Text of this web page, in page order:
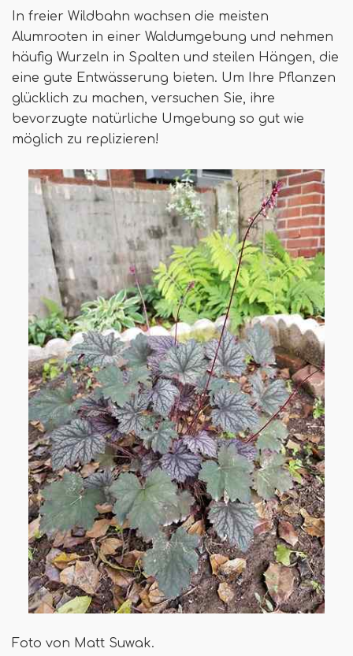
In freier Wildbahn wachsen die meisten
Alumrooten in einer Waldumgebung und nehmen
häufig Wurzeln in Spalten und steilen Hängen, die
eine gute Entwässerung bieten. Um Ihre Pflanzen
glücklich zu machen, versuchen Sie, ihre
bevorzugte natürliche Umgebung so gut wie
möglich zu replizieren!
Foto von Matt Suwak.